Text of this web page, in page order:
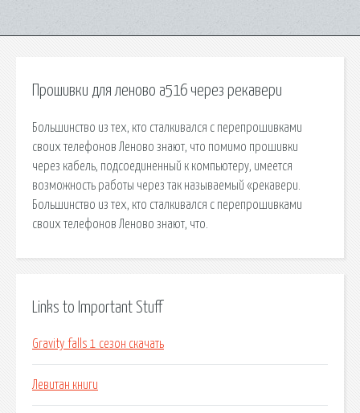
Прошивки для леново а516 через рекавери
Большинство из тех, кто сталкивался с перепрошивками
своих телефонов Леново знают, что помимо прошивки
через кабель, подсоединенный к компьютеру, имеется
возможность работы через так называемый «рекавери.
Большинство из тех, кто сталкивался с перепрошивками
своих телефонов Леново знают, что.
Links to Important Stuff
Gravity falls 1 сезон скачать
Левитан книги